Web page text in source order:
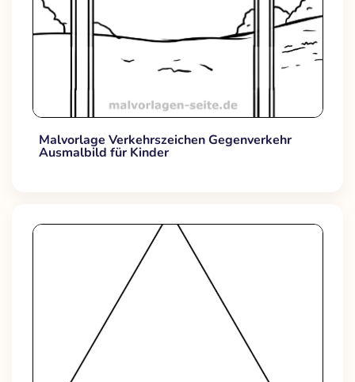
Malvorlage Verkehrszeichen Gegenverkehr
Ausmalbild für Kinder